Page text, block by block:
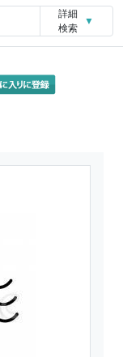
詳細
検索
▼